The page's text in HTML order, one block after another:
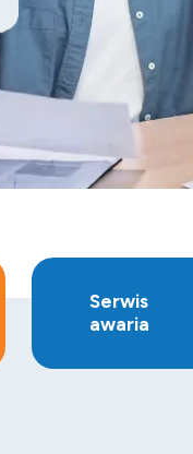
Serwis
awaria